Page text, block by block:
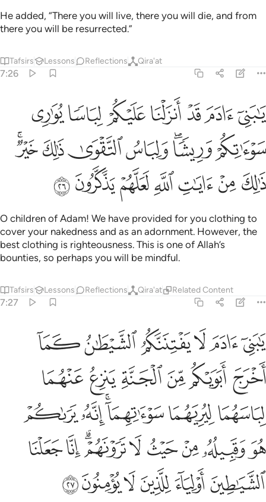
He added, “There you will live, there you will die, and from
there you will be resurrected.”
Tafsirs Lessons Reflections Qira'at
7:26
يا بني ادم قد انزلنا عليكم لباسا يواري سواتكم وريشا ولباس التقوى
يَـٰبَنِىٓ ءَادَمَ قَدْ أَنزَلْنَا عَلَيْكُمْ لِبَاسًۭا يُوَٰرِى سَوْءَٰتِكُمْ وَرِيشًۭا ۖ وَلِبَاسُ
ﱤﱥﱦﱧﱨﱩﱪ
ﱫﱬﱭﱮﱯﱰﱱﱲ
ﱳﱴﱵﱶﱷﱸﱹ
O children of Adam! We have provided for you clothing to
cover your nakedness and as an adornment. However, the
best clothing is righteousness. This is one of Allah’s
bounties, so perhaps you will be mindful.
Tafsirs Lessons Reflections Qira'at Related Content
7:27
يا بني ادم لا يفتننكم الشيطان كما اخرج ابويكم من الجنة ينزع عنهما
يَـٰبَنِىٓ ءَادَمَ لَا يَفْتِنَنَّكُمُ ٱلشَّيْطَـٰنُ كَمَآ أَخْرَجَ أَبَوَيْكُم مِّنَ ٱلْجَنَّةِ يَنزِعُ عَنْهُمَا
ﱺﱻﱼﱽﱾﱿ
ﲀﲁﲂﲃﲄﲅ
ﲆﲇﲈﲉﲊﲋ
ﲌﲍﲎﲏﲐﲑﲒﲓﲔ
ﲕﲖﲗﲘﲙﲚ